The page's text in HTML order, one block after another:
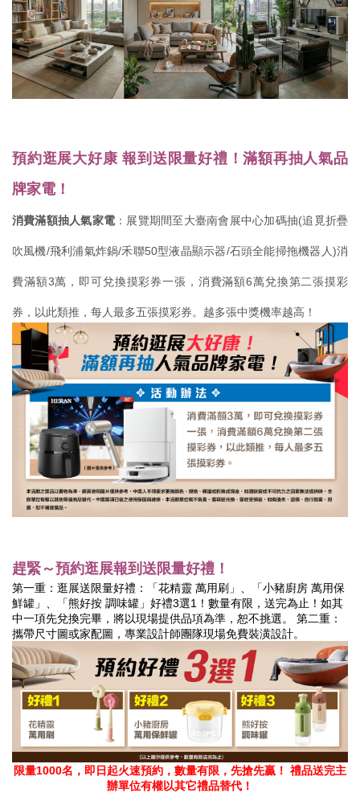
預約逛展大好康 報到送限量好禮！滿額再抽人氣品
牌家電！
消費滿額抽人氣家電 ：展覽期間至大臺南會展中心加碼抽(追覓折疊
吹風機/飛利浦氣炸鍋/禾聯50型液晶顯示器/石頭全能掃拖機器人)消
費滿額3萬，即可兌換摸彩券一張，消費滿額6萬兌換第二張摸彩
券，以此類推，每人最多五張摸彩券。越多張中獎機率越高！
趕緊～預約逛展報到送限量好禮！
第一重：逛展送限量好禮：「花精靈 萬用刷」、「小豬廚房 萬用保
鮮罐」、「熊好按 調味罐」好禮3選1！數量有限，送完為止！如其
中一項先兌換完畢，將以現場提供品項為準，恕不挑選。 第二重：
攜帶尺寸圖或家配圖，專業設計師團隊現場免費裝潢設計。
限量1000名，即日起火速預約，數量有限，先搶先贏！ 禮品送完主
辦單位有權以其它禮品替代！